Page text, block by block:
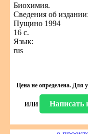
Биохимия.
Сведения об издании:
Пущино 1994
16 с.
Язык:
rus
Цена не определена. Для
ИЛИ Написать